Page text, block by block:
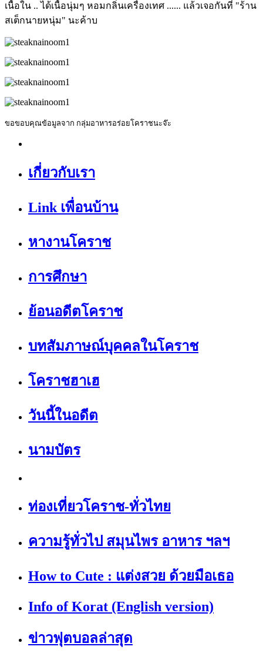
เนื้อใน .. ได้เนื้อนุ่มๆ หอมกลิ่นเครื่องเทศ ...... แล้วเจอกันที่ "ร้าน
สเต็กนายหนุ่ม" นะค้าบ
ขอขอบคุณข้อมูลจาก กลุ่มอาหารอร่อยโคราชนะจ๊ะ
เกี่ยวกับเรา
Link เพื่อนบ้าน
หางานโคราช
การศึกษา
ย้อนอดีตโคราช
บทสัมภาษณ์บุคคลในโคราช
โคราชฮาเฮ
วันนี้ในอดีต
นามบัตร
ท่องเที่ยวโคราช-ทั่วไทย
ความรู้ทั่วไป สมุนไพร อาหาร ฯลฯ
How to Cute : แต่งสวย ด้วยมือเธอ
Info of Korat (English version)
ข่าวฟุตบอลล่าสุด